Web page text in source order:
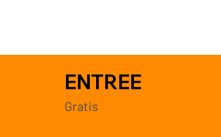
ENTREE
Gratis